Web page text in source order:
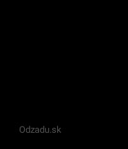
Odzadu.sk